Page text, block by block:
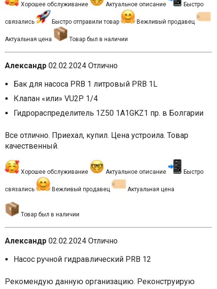
Хорошее обслуживание Актуальное описание Быстро
связались Быстро отправили товар Вежливый продавец
Актуальная цена Товар был в наличии
Александр 02.02.2024 Отлично
Бак для насоса PRB 1 литровый PRB 1L
Клапан «или» VU2P 1/4
Гидрораспределитель 1Z50 1A1GKZ1 пр. в Болгарии
Все отлично. Приехал, купил. Цена устроила. Товар
качественный.
Хорошее обслуживание Актуальное описание Быстро
связались Вежливый продавец Актуальная цена
Товар был в наличии
Александр 02.02.2024 Отлично
Насос ручной гидравлический PRB 12
Рекомендую данную организацию. Реконструирую